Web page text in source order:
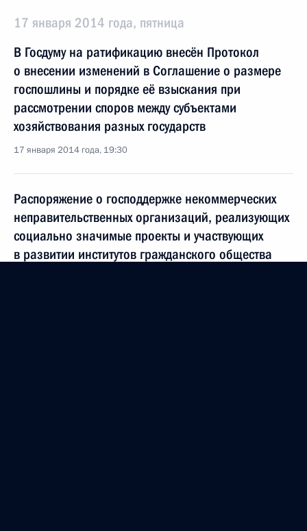
17 января 2014 года, пятница
В Госдуму на ратификацию внесён Протокол
о внесении изменений в Соглашение о размере
госпошлины и порядке её взыскания при
рассмотрении споров между субъектами
хозяйствования разных государств
17 января 2014 года, 19:30
Распоряжение о господдержке некоммерческих
неправительственных организаций, реализующих
социально значимые проекты и участвующих
в развитии институтов гражданского общества